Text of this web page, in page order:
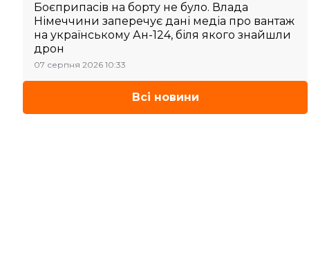
Боєприпасів на борту не було. Влада
Німеччини заперечує дані медіа про вантаж
на українському Ан-124, біля якого знайшли
дрон
07 серпня 2026 10:33
Всі новини